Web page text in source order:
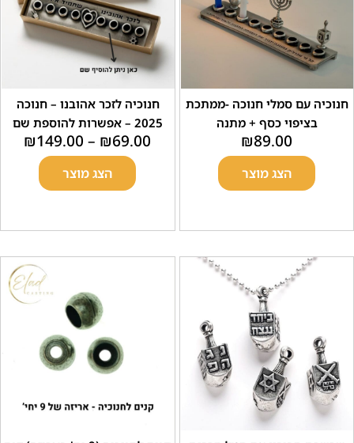
עם סמלי חנוכה -ממתכת
כסף + מתנה
₪
הצג מוצר
חנוכיה לזכר אהובנו – חנוכה
₪
–
₪149.00
הצג מוצר